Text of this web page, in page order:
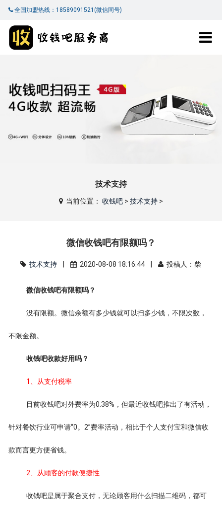
全国加盟热线：18589091521(微信同号)
技术支持
当前位置： 收钱吧> 技术支持>
微信收钱吧有限额吗？
技术支持 | 2020-08-08 18:16:44 | 投稿人：柴
微信收钱吧有限额吗？
没有限额。微信余额有多少钱就可以扫多少钱，不限次数，
不限金额。
收钱吧收款好用吗？
1、从支付税率
目前收钱吧对外费率为0.38%，但最近收钱吧推出了有活动，
针对餐饮行业可申请“0。2”费率活动，相比于个人支付宝和微信收
款而言更方便省钱。
2、从顾客的付款便捷性
收钱吧是属于聚合支付，无论顾客用什么扫描二维码，都可